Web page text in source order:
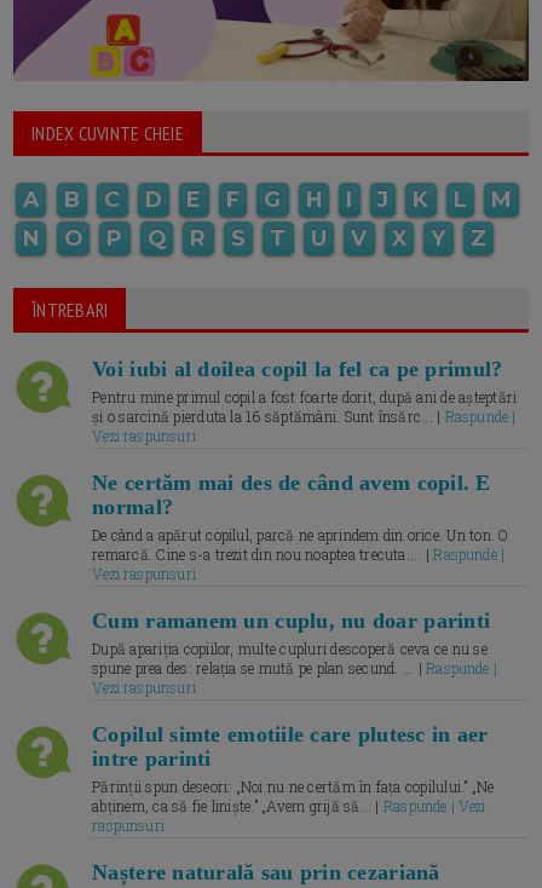
INDEX CUVINTE CHEIE
A B C D E F G H I J K L
M
N
O P Q R S T U V X Y Z
ÎNTREBARI
Voi iubi al doilea copil la fel ca pe primul?
Pentru mine primul copil a fost foarte dorit, după ani de așteptări
și o sarcină pierduta la 16 săptămâni. Sunt însărc... | Raspunde |
Vezi raspunsuri
Ne certăm mai des de când avem copil. E
normal?
De când a apărut copilul, parcă ne aprindem din orice. Un ton. O
remarcă. Cine s-a trezit din nou noaptea trecuta.... |Raspunde |
Vezi raspunsuri
Cum ramanem un cuplu, nu doar parinti
După apariția copiilor, multe cupluri descoperă ceva ce nu se
spune prea des: relația se mută pe plan secund. ... |Raspunde |
Vezi raspunsuri
Copilul simte emotiile care plutesc in aer
intre parinti
Părinții spun deseori: „Noi nu ne certăm în fața copilului.” „Ne
abținem, ca să fie liniște.” „Avem grijă să... | Raspunde | Vezi
raspunsuri
Naștere naturală sau prin cezariană